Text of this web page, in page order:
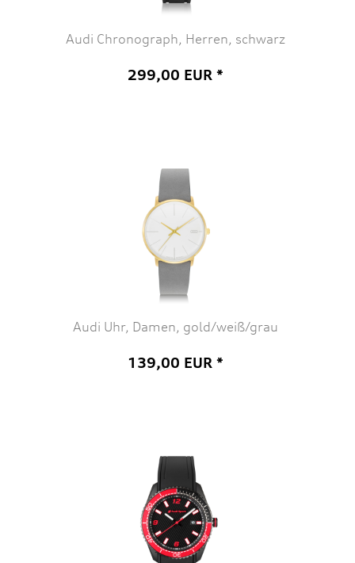
Audi Chronograph, Herren, schwarz
299,00 EUR *
Audi Uhr, Damen, gold/weiß/grau
139,00 EUR *